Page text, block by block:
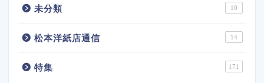
未分類 10
松本洋紙店通信 14
特集 171